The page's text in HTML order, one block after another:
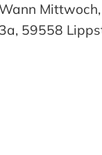
59558